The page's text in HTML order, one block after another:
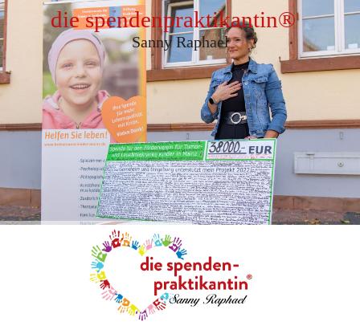
die spendenpraktikantin®
Sanny Raphael